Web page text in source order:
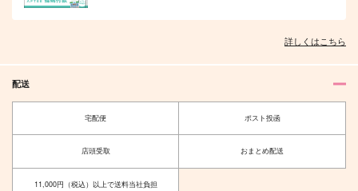
詳しくはこちら
配送
宅配便 ポスト投函
店頭受取 おまとめ配送
11,000円（税込）以上で送料当社負担